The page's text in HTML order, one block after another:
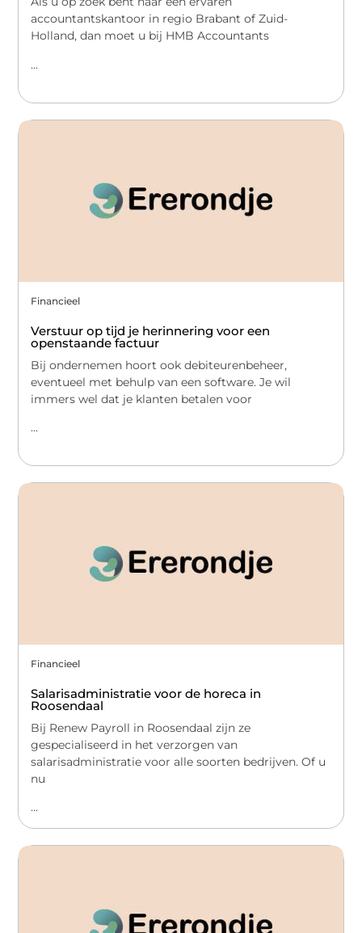
accountantskantoor in regio Brabant of Zuid-
Holland, dan moet u bij HMB Accountants
...
Financieel
Verstuur op tijd je herinnering voor een
openstaande factuur
Bij ondernemen hoort ook debiteurenbeheer,
eventueel met behulp van een software. Je wil
immers wel dat je klanten betalen voor
...
Financieel
Salarisadministratie voor de horeca in
Roosendaal
Bij Renew Payroll in Roosendaal zijn ze
gespecialiseerd in het verzorgen van
salarisadministratie voor alle soorten bedrijven. Of u
nu
...